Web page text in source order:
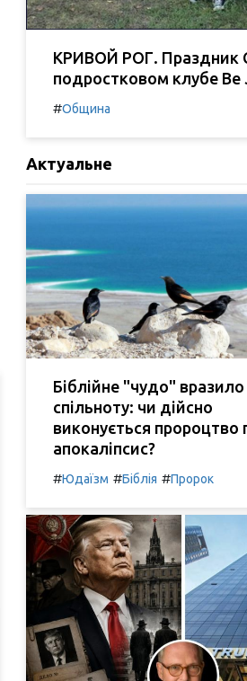
КРИВОЙ РОГ. Праздник
подростковом клубе Be
#Община
Актуальне
Біблійне "чудо"
спільноту: чи дійсно
виконується пророцтво
апокаліпсис?
#Юдаїзм #Біблія #Пророк